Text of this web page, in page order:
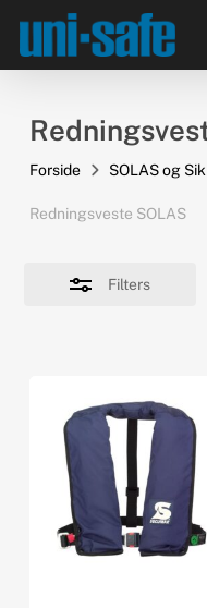
main
Forside SOLAS og
Redningsveste SOLAS
Filters